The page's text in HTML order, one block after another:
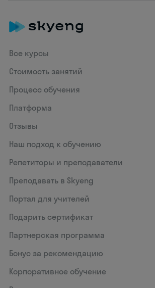
Все курсы
Стоимость занятий
Процесс обучения
Платформа
Отзывы
Наш подход к обучению
Репетиторы и преподаватели
Преподавать в Skyeng
Портал для учителей
Подарить сертификат
Партнерская программа
Бонус за рекомендацию
Корпоративное обучение